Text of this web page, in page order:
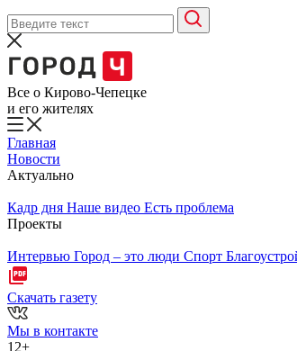
Все о Кирово-Чепецке
и его жителях
Главная
Новости
Актуально
Кадр дня Наше видео Есть проблема
Проекты
Интервью Город – это люди Спорт
Скачать газету
Мы в контакте
12+